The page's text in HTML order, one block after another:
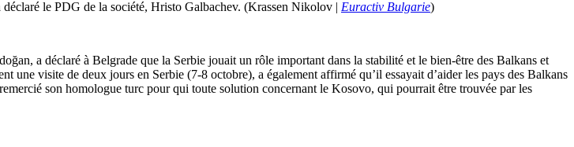
le PDG de la société, Hristo Galbachev. (Krassen Nikolov | Euractiv Bulgarie)
a déclaré à Belgrade que la Serbie jouait un rôle important dans la stabilité et le bien-être des Balkans et
visite de deux jours en Serbie (7-8 octobre), a également affirmé qu’il essayait d’aider les pays des Balkans
son homologue turc pour qui toute solution concernant le Kosovo, qui pourrait être trouvée par les